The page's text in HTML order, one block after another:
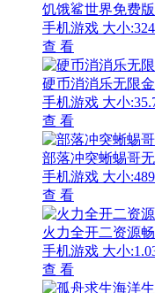
饥饿鲨世界免费
手机游戏 大小
查 看
硬币消消乐无限
手机游戏 大小
查 看
部落冲突蜥蜴哥
手机游戏 大小
查 看
火力全开二资源
手机游戏 大小
查 看